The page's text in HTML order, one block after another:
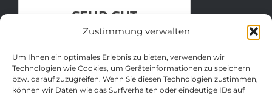
Zustimmung verwalten
Um Ihnen ein optimales Erlebnis zu bieten, verwenden wir
Technologien wie Cookies, um Geräteinformationen zu speichern
bzw. darauf zuzugreifen. Wenn Sie diesen Technologien zustimmen,
können wir Daten wie das Surfverhalten oder eindeutige IDs auf